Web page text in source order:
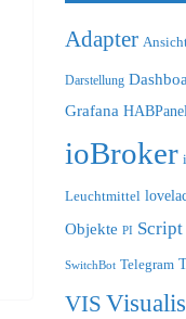
Adapter
Darstellung
Grafana
ioBroker
Leuchtmittel
Objekte PI Script
SwitchBot Telegram
VIS